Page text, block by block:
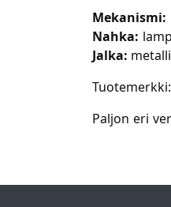
Mekanismi:
Nahka:
Jalka: metalli
Tuotemerkki:
Paljon eri